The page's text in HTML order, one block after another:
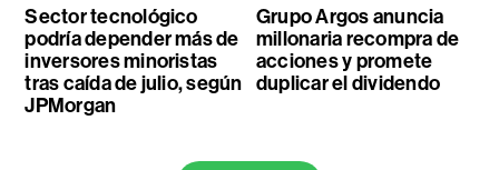
Sector tecnológico
podría depender más de
inversores minoristas
tras caída de julio, según
JPMorgan
Grupo Argos anuncia
millonaria recompra de
acciones y promete
duplicar el dividendo